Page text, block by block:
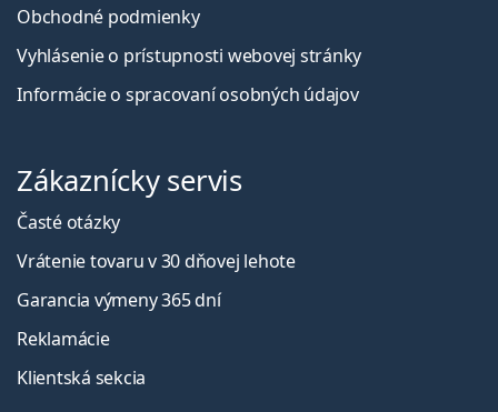
Obchodné podmienky
Vyhlásenie o prístupnosti webovej stránky
Informácie o spracovaní osobných údajov
Zákaznícky servis
Časté otázky
Vrátenie tovaru v 30 dňovej lehote
Garancia výmeny 365 dní
Reklamácie
Klientská sekcia